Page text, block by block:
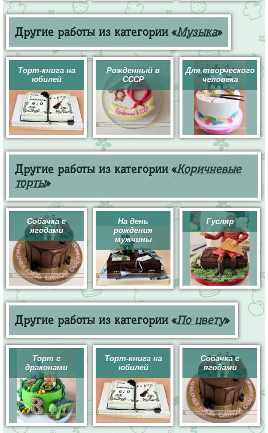
Другие работы из категории «Музыка»
Торт-книга на
юбилей
Рожденный в
СССР
Для творческого
человека
Другие работы из категории «Коричневые
торты»
Собачка с
ягодами
На день
рождения
мужчины
Гусляр
Другие работы из категории «По цвету»
Торт с
драконами
Торт-книга на
юбилей
Собачка с
ягодами